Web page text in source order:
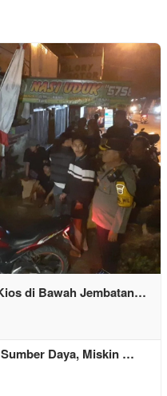
di Bawah Jembatan…
Daya, Miskin …